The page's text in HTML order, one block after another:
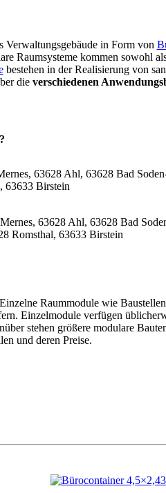
Verwaltungsgebäude in Form von
Raumsysteme kommen sowohl
bestehen in der Realisierung von
die verschiedenen
Raummodule wie
Einzelmodule verfügen
stehen größere modulare
und deren Preise.